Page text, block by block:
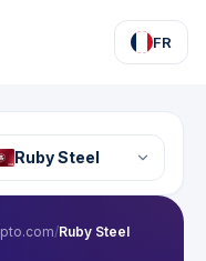
FR
Ruby Steel
/Ruby Steel